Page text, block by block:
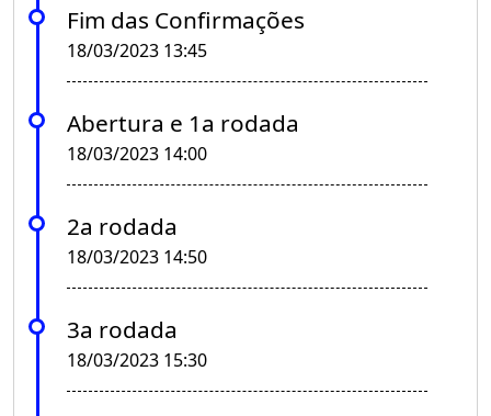
Fim das Confirmações
18/03/2023 13:45
Abertura e 1a rodada
18/03/2023 14:00
2a rodada
18/03/2023 14:50
3a rodada
18/03/2023 15:30